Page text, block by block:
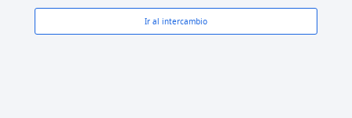
Ir al intercambio